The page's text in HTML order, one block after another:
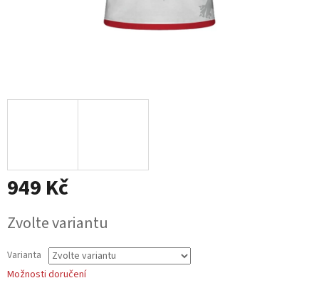
949 Kč
cena:
Zvolte variantu
Varianta
Možnosti doručení